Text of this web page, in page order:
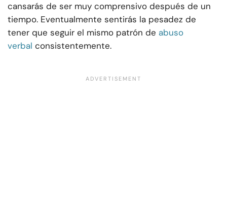
cansarás de ser muy comprensivo después de un
tiempo. Eventualmente sentirás la pesadez de
tener que seguir el mismo patrón de abuso
verbal consistentemente.